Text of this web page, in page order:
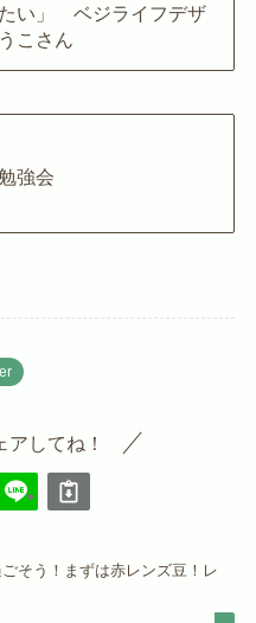
い」 ベジライフデザ
こさん
強会
アしてね！
そう！まずは赤レンズ豆！レ